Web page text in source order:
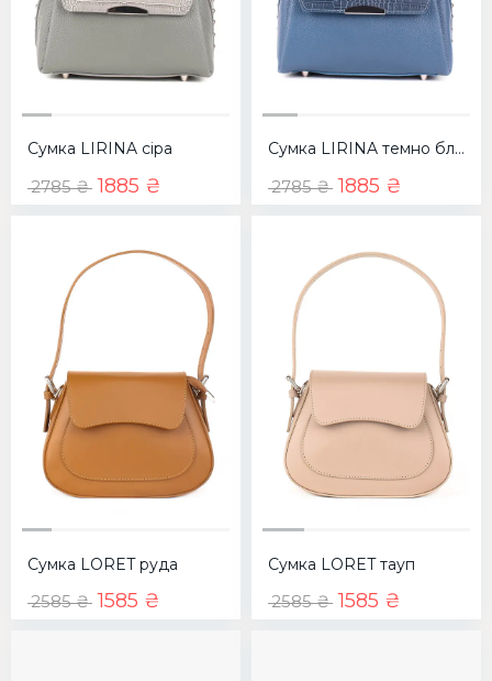
Сумка LIRINA сіра
2785 ₴ 1885 ₴
Сумка LIRINA темно блакитна
2785 ₴ 1885 ₴
Сумка LORET руда
2585 ₴ 1585 ₴
Сумка LORET тауп
2585 ₴ 1585 ₴